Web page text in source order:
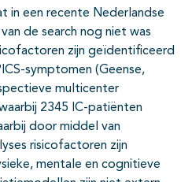
in een recente Nederlandse
de search nog niet was
zijn geïdentificeerd
symptomen (Geense,
multicenter
2345 IC-patiënten
door middel van
risicofactoren zijn
mentale en cognitieve